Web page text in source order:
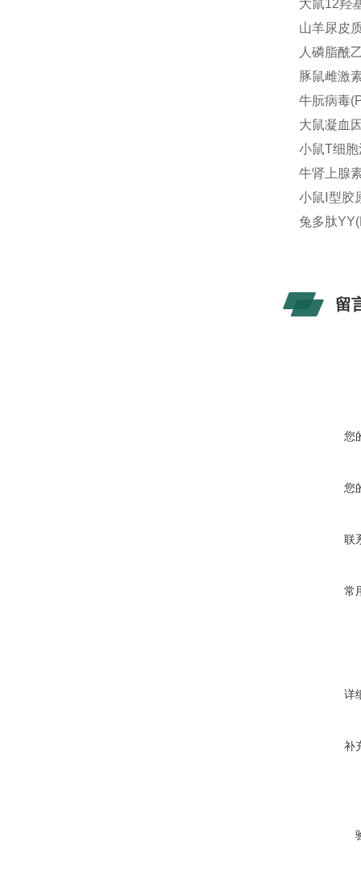
大鼠12羟
山羊尿皮
人磷脂酰
豚鼠雌激
牛朊病毒
大鼠凝血
小鼠T细
牛肾上腺
小鼠Ⅰ型
兔多肽
留
您
您
联
常
详
补